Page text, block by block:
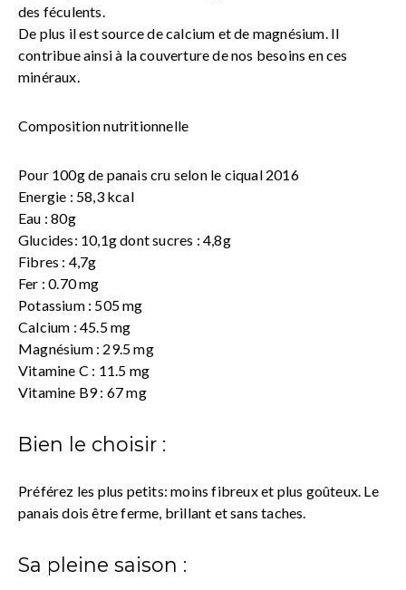
des féculents.
De plus il est source de calcium et de magnésium. Il
contribue ainsi à la couverture de nos besoins en ces
minéraux.
Composition nutritionnelle
Pour 100g de panais cru selon le ciqual 2016
Energie : 58,3 kcal
Eau : 80g
Glucides: 10,1g dont sucres : 4,8g
Fibres : 4,7g
Fer : 0.70 mg
Potassium : 505 mg
Calcium : 45.5 mg
Magnésium : 29.5 mg
Vitamine C : 11.5 mg
Vitamine B9 : 67 mg
Bien le choisir :
Préférez les plus petits: moins fibreux et plus goûteux. Le
panais dois être ferme, brillant et sans taches.
Sa pleine saison :